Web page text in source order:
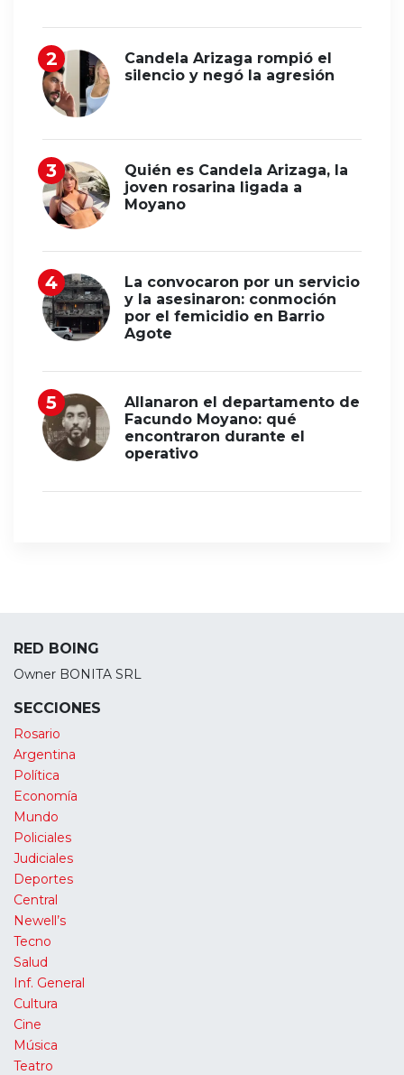
Candela Arizaga rompió el
silencio y negó la agresión
Quién es Candela Arizaga, la
joven rosarina ligada a
Moyano
La convocaron por un servicio
y la asesinaron: conmoción
por el femicidio en Barrio
Agote
Allanaron el departamento de
Facundo Moyano: qué
encontraron durante el
operativo
RED BOING
Owner BONITA SRL
SECCIONES
Rosario
Argentina
Política
Economía
Mundo
Policiales
Judiciales
Deportes
Central
Newell’s
Tecno
Salud
Inf. General
Cultura
Cine
Música
Teatro